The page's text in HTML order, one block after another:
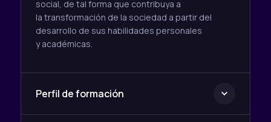
social, de tal forma que contribuya a
la transformación de la sociedad a partir del
desarrollo de sus habilidades personales
y académicas.
Perfil de formación